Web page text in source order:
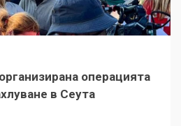
операцията
в Сеута